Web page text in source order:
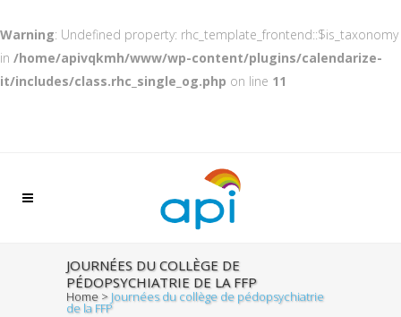
Warning: Undefined property: rhc_template_frontend::$is_taxonomy
in /home/apivqkmh/www/wp-content/plugins/calendarize-
it/includes/class.rhc_single_og.php on line 11
JOURNÉES DU COLLÈGE DE
PÉDOPSYCHIATRIE DE LA FFP
Home > Journées du collège de pédopsychiatrie
de la FFP